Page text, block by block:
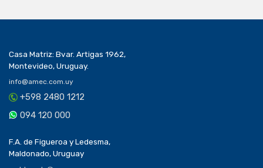
Casa Matriz: Bvar. Artigas 1962,
Montevideo, Uruguay.
info@amec.com.uy
+598 2480 1212
094 120 000
F.A. de Figueroa y Ledesma,
Maldonado, Uruguay